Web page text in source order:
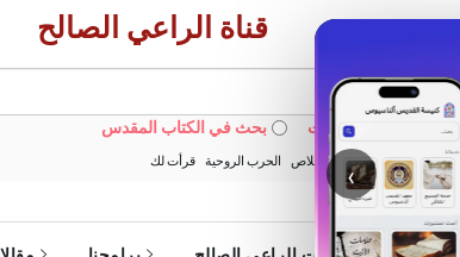
‹
قناة الراعي الصالح
بحث في الويبسايت بحث في الكتاب المقدس
الأكثر بحثًا: خبزنا اليومي الخلاص الحرب الروحية قرأت لك